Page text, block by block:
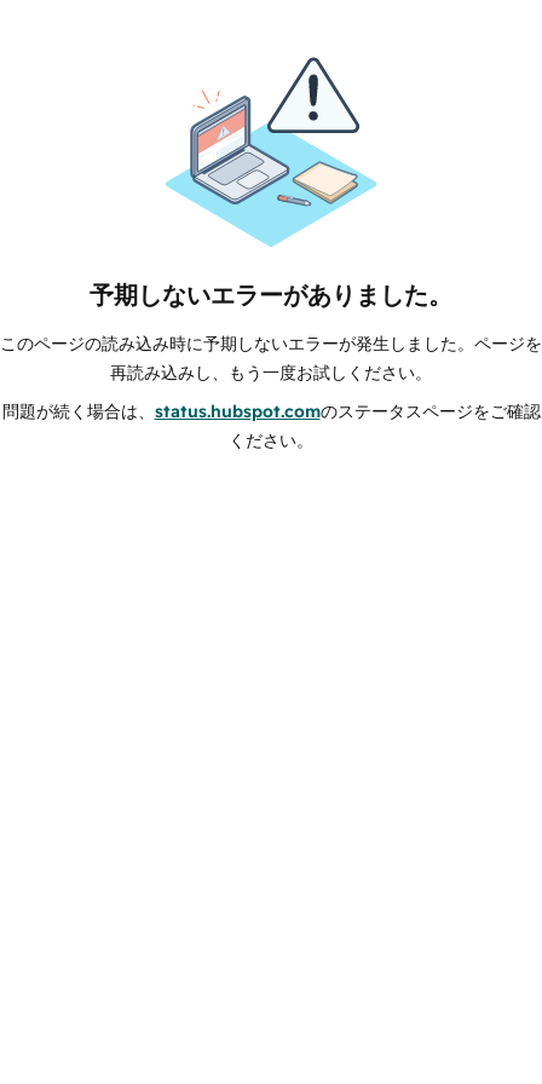
予期しないエラーがありました。
このページの読み込み時に予期しないエラーが発生しました。ページを
再読み込みし、もう一度お試しください。
問題が続く場合は、 status.hubspot.comのステータスページをご確認
ください。